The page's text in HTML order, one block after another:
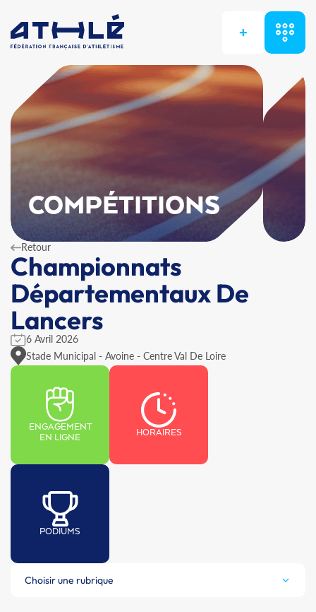
+
COMPÉTITIONS
Retour
Championnats
Départementaux De
Lancers
6 Avril 2026
Stade Municipal - Avoine - Centre Val De Loire
ENGAGEMENT
EN LIGNE
HORAIRES
PODIUMS
Choisir une rubrique